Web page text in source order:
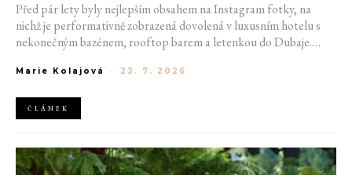
Před pár lety byly nejlepším obsahem na Instagram fotky, na
nichž je performativně zobrazená dovolená v luxusním hotelu s
nekonečným bazénem, rooftop barem a letenkou do Dubaje.
horách. Ranní koupání v lomu. Výlet vlakem na Šumavu.
Marie Kolajová - 23. 7. 2026
ČLÁNEK